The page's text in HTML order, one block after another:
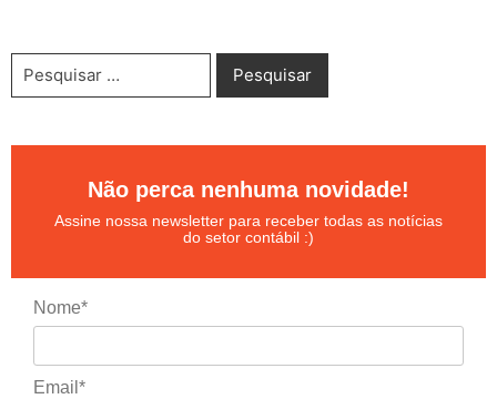
Não perca nenhuma novidade!
Assine nossa newsletter para receber todas as notícias
do setor contábil :)
Nome*
Email*